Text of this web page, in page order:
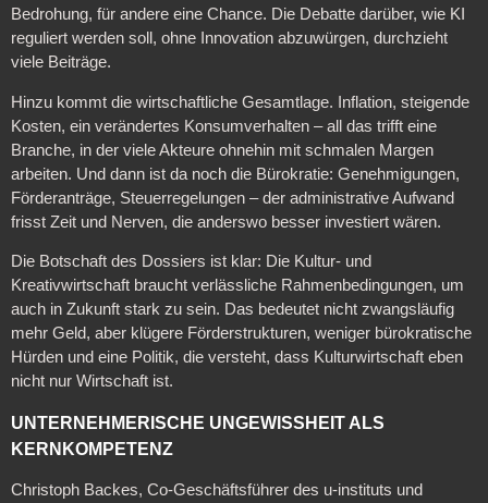
Bedrohung, für andere eine Chance. Die Debatte darüber, wie KI
reguliert werden soll, ohne Innovation abzuwürgen, durchzieht
viele Beiträge.
Hinzu kommt die wirtschaftliche Gesamtlage. Inflation, steigende
Kosten, ein verändertes Konsumverhalten – all das trifft eine
Branche, in der viele Akteure ohnehin mit schmalen Margen
arbeiten. Und dann ist da noch die Bürokratie: Genehmigungen,
Förderanträge, Steuerregelungen – der administrative Aufwand
frisst Zeit und Nerven, die anderswo besser investiert wären.
Die Botschaft des Dossiers ist klar: Die Kultur- und
Kreativwirtschaft braucht verlässliche Rahmenbedingungen, um
auch in Zukunft stark zu sein. Das bedeutet nicht zwangsläufig
mehr Geld, aber klügere Förderstrukturen, weniger bürokratische
Hürden und eine Politik, die versteht, dass Kulturwirtschaft eben
nicht nur Wirtschaft ist.
UNTERNEHMERISCHE UNGEWISSHEIT ALS
KERNKOMPETENZ
Christoph Backes, Co-Geschäftsführer des u-instituts und